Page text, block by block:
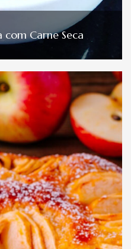
Carne Seca